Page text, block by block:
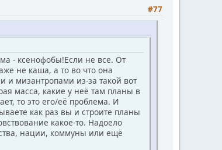
#77
- ксенофобы!Если не все. От
не каша, а то во что она
и мизантропами из-за такой вот
масса, какие у неё там планы в
то это его/её проблема. И
как раз вы и строите планы
какое-то. Надоело
нации, коммуны или ещё